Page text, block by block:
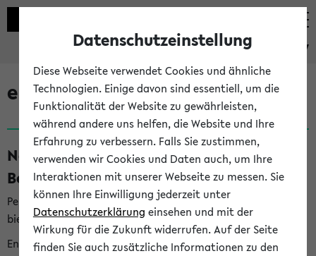
eKVV
eKVV News
Nachhaltigkeitspreis 2026:
Bewerbungsphase gestartet (06.08.26)
Per E-Mail eingestellt von nachhaltigkeitsbuero@uni-
bielefeld.de an den Verteiler 'Alle Studierenden':
English version below
Datenschutzeinstellung
Diese Webseite verwendet Cookies und ähnliche
Technologien. Einige davon sind essentiell, um die
Funktionalität der Website zu gewährleisten,
während andere uns helfen, die Website und Ihre
Erfahrung zu verbessern. Falls Sie zustimmen,
verwenden wir Cookies und Daten auch, um Ihre
Interaktionen mit unserer Webseite zu messen. Sie
können Ihre Einwilligung jederzeit unter
Datenschutzerklärung einsehen und mit der
Wirkung für die Zukunft widerrufen. Auf der Seite
finden Sie auch zusätzliche Informationen zu den